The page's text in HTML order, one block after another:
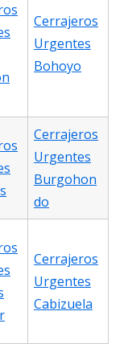
Cerrajeros
Urgentes
Bohoyo
Cerrajeros
Urgentes
Burgohon
do
Cerrajeros
Urgentes
Cabizuela